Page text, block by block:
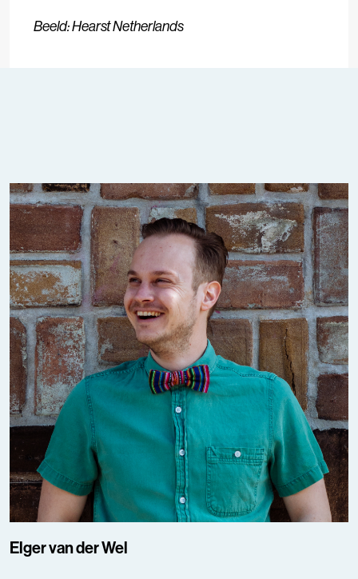
Beeld: Hearst Netherlands
Elger van der Wel